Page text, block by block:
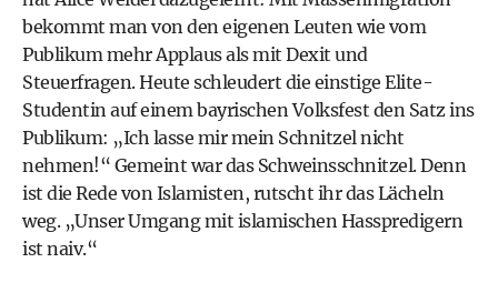
bekommt man von den eigenen Leuten wie vom
Publikum mehr Applaus als mit Dexit und
Steuerfragen. Heute schleudert die einstige Elite-
Studentin auf einem bayrischen Volksfest den Satz ins
Publikum: „Ich lasse mir mein Schnitzel nicht
nehmen!“ Gemeint war das Schweinsschnitzel. Denn
ist die Rede von Islamisten, rutscht ihr das Lächeln
weg. „Unser Umgang mit islamischen Hasspredigern
ist naiv.“